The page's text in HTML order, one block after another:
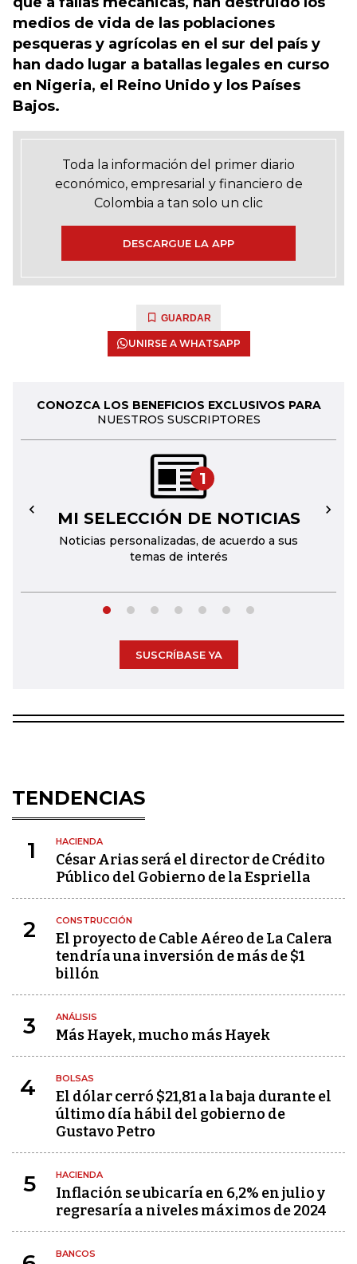
medios de vida de las poblaciones
pesqueras y agrícolas en el sur del país y
han dado lugar a batallas legales en curso
en Nigeria, el Reino Unido y los Países
Bajos.
Toda la información del primer diario
económico, empresarial y financiero de
Colombia a tan solo un clic
DESCARGUE LA APP
GUARDAR
UNIRSE A WHATSAPP
CONOZCA LOS BENEFICIOS EXCLUSIVOS PARA
NUESTROS SUSCRIPTORES
1
MI SELECCIÓN DE NOTICIAS
Noticias personalizadas, de acuerdo a sus
temas de interés
← →
SUSCRÍBASE YA
TENDENCIAS
1 HACIENDA
César Arias será el director de Crédito
Público del Gobierno de la Espriella
2 CONSTRUCCIÓN
El proyecto de Cable Aéreo de La Calera
tendría una inversión de más de $1
billón
3 ANÁLISIS
Más Hayek, mucho más Hayek
4 BOLSAS
El dólar cerró $21,81 a la baja durante el
último día hábil del gobierno de
Gustavo Petro
5 HACIENDA
Inflación se ubicaría en 6,2% en julio y
regresaría a niveles máximos de 2024
BANCOS